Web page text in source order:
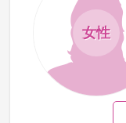
女性